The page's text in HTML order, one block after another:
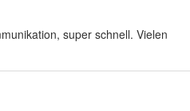
super schnell. Vielen